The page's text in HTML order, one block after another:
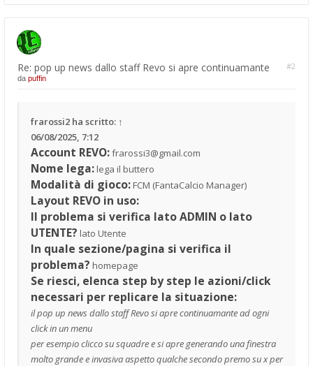
Re: pop up news dallo staff Revo si apre continuamante #2
da puffin
frarossi2 ha scritto: ↑
06/08/2025, 7:12
Account REVO:frarossi3@gmail.com
Nome lega: lega il buttero
Modalità di gioco: FCM (FantaCalcio Manager)
Layout REVO in uso:
Il problema si verifica lato ADMIN o lato
UTENTE? lato Utente
In quale sezione/pagina si verifica il
problema? homepage
Se riesci, elenca step by step le azioni/click
necessari per replicare la situazione:
il pop up news dallo staff Revo si apre continuamante ad ogni
click in un menu
per esempio clicco su squadre e si apre generando una finestra
molto grande e invasiva aspetto qualche secondo premo su x per